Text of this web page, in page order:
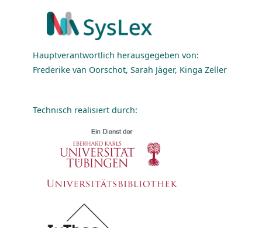
Hauptverantwortlich herausgegeben von:
Frederike van Oorschot, Sarah Jäger, Kinga Zeller
Technisch realisiert durch: